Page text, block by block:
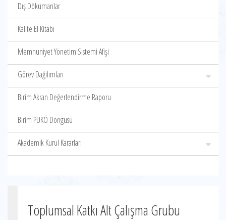
Dış Dökümanlar
Kalite El Kitabı
Memnuniyet Yönetim Sistemi Afişi
Görev Dağılımları
Birim Akran Değerlendirme Raporu
Birim PUKÖ Döngüsü
Akademik Kurul Kararları
Toplumsal Katkı Alt Çalışma Grubu